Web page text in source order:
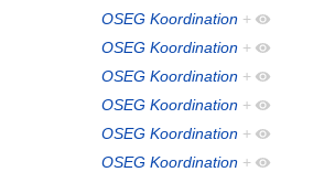
OSEG Koordination +
OSEG Koordination +
OSEG Koordination +
OSEG Koordination +
OSEG Koordination +
OSEG Koordination +